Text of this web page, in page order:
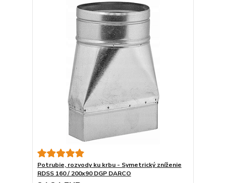
Potrubie, rozvody ku krbu - Symetrický zníženie
RDSS 160 / 200x90 DGP DARCO